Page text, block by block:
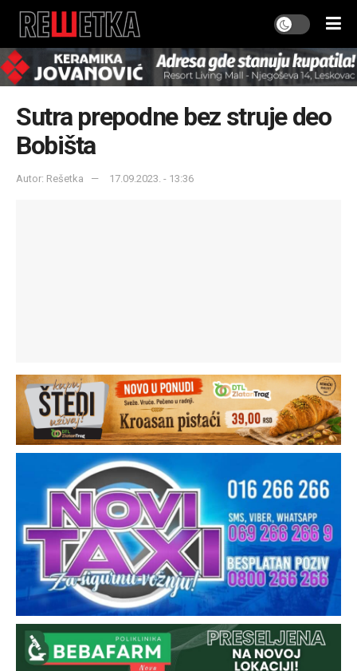
Sutra prepodne bez struje deo
Bobišta
Autor: Rešetka 17.09.2023. - 13:36